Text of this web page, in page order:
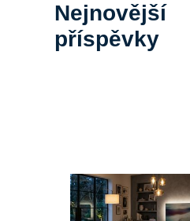
Nejnovější
příspěvky